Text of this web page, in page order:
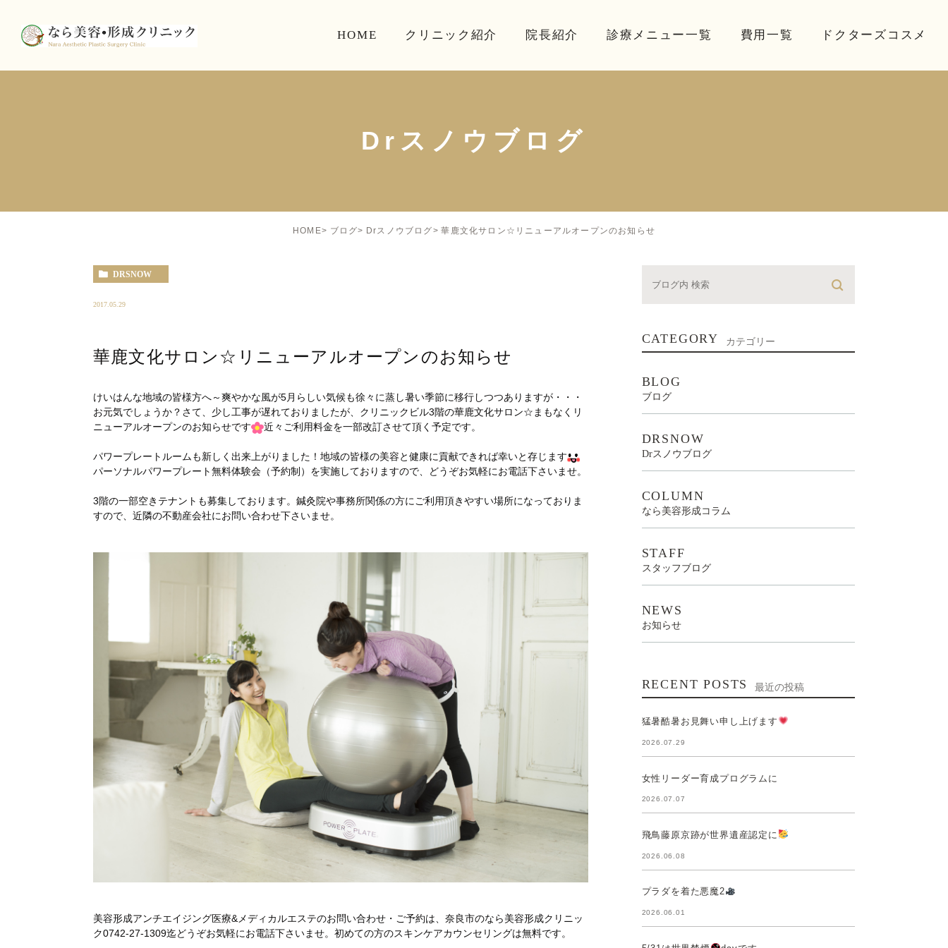
HOME クリニック紹介 院長紹介 診療メニュー一覧 費用一覧 ドクターズコスメ
Drスノウブログ
HOME ブログ Drスノウブログ 華鹿文化サロン☆リニューアルオープンのお知らせ
DRSNOW
2017.05.29
華鹿文化サロン☆リニューアルオープンのお知らせ
けいはんな地域の皆様方へ～爽やかな風が5月らしい気候も徐々に蒸し暑い季節に移行しつつありますが・・・
お元気でしょうか？さて、少し工事が遅れておりましたが、クリニックビル3階の華鹿文化サロン☆まもなくリ
ニューアルオープンのお知らせです
近々ご利用料金を一部改訂させて頂く予定です。
パワープレートルームも新しく出来上がりました！地域の皆様の美容と健康に貢献できれば幸いと存じます
パーソナルパワープレート無料体験会（予約制）を実施しておりますので、どうぞお気軽にお電話下さいませ。
3階の一部空きテナントも募集しております。鍼灸院や事務所関係の方にご利用頂きやすい場所になっておりま
すので、近隣の不動産会社にお問い合わせ下さいませ。
美容形成アンチエイジング医療&メディカルエステのお問い合わせ・ご予約は、奈良市のなら美容形成クリニッ
ク0742-27-1309迄どうぞお気軽にお電話下さいませ。初めての方のスキンケアカウンセリングは無料です。
CATEGORY カテゴリー
BLOG
ブログ
DRSNOW
Drスノウブログ
COLUMN
なら美容形成コラム
STAFF
スタッフブログ
NEWS
お知らせ
RECENT POSTS 最近の投稿
猛暑酷暑お見舞い申し上げます
2026.07.29
女性リーダー育成プログラムに
2026.07.07
飛鳥藤原京跡が世界遺産認定に
2026.06.08
プラダを着た悪魔2
2026.06.01